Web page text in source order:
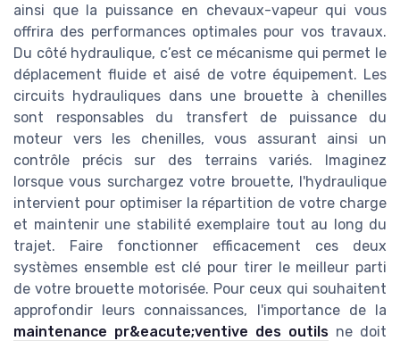
ainsi que la puissance en chevaux-vapeur qui vous
offrira des performances optimales pour vos travaux.
Du côté hydraulique, c’est ce mécanisme qui permet le
déplacement fluide et aisé de votre équipement. Les
circuits hydrauliques dans une brouette à chenilles
sont responsables du transfert de puissance du
moteur vers les chenilles, vous assurant ainsi un
contrôle précis sur des terrains variés. Imaginez
lorsque vous surchargez votre brouette, l'hydraulique
intervient pour optimiser la répartition de votre charge
et maintenir une stabilité exemplaire tout au long du
trajet. Faire fonctionner efficacement ces deux
systèmes ensemble est clé pour tirer le meilleur parti
de votre brouette motorisée. Pour ceux qui souhaitent
approfondir leurs connaissances, l'importance de la
maintenance pr&eacute;ventive des outils ne doit